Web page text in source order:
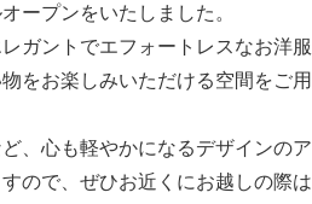
ープンをいたしました。
ガントでエフォートレスなお洋服
をお楽しみいただける空間をご用
、心も軽やかになるデザインのア
ので、ぜひお近くにお越しの際は